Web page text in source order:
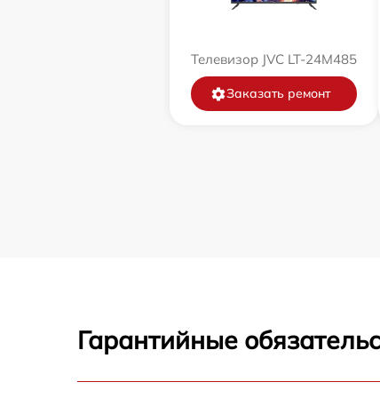
Телевизор JVC LT-24M485
Заказать ремонт
Гарантийные